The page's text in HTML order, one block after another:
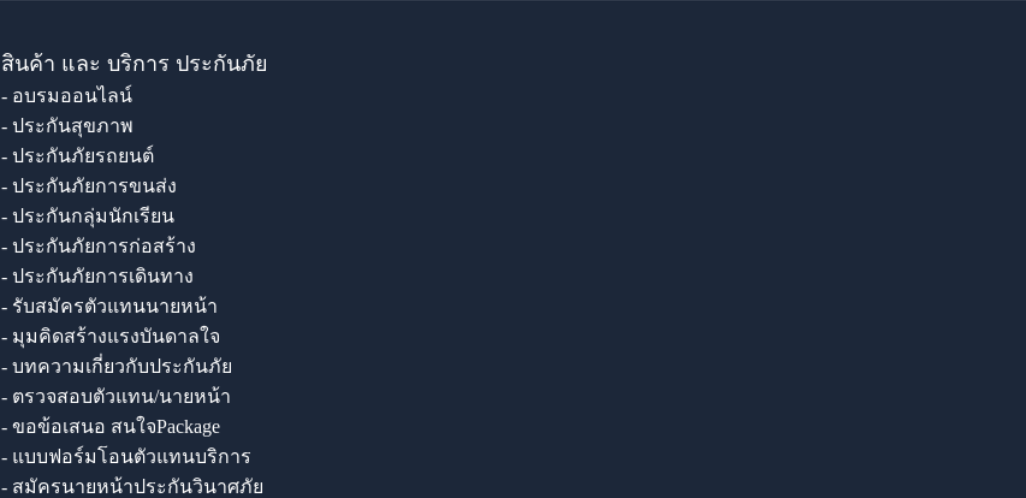
สินค้า และ บริการ ประกันภัย
- อบรมออนไลน์
- ประกันสุขภาพ
- ประกันภัยรถยนต์
- ประกันภัยการขนส่ง
- ประกันกลุ่มนักเรียน
- ประกันภัยการก่อสร้าง
- ประกันภัยการเดินทาง
- รับสมัครตัวแทนนายหน้า
- มุมคิดสร้างแรงบันดาลใจ
- บทความเกี่ยวกับประกันภัย
- ตรวจสอบตัวแทน/นายหน้า
- ขอข้อเสนอ สนใจPackage
- แบบฟอร์มโอนตัวแทนบริการ
- สมัครนายหน้าประกันวินาศภัย